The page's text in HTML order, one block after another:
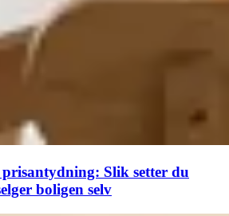
Slik setter du
boligen selv